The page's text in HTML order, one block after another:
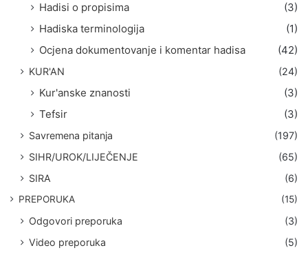
Hadisi o propisima
(3)
Hadiska terminologija
(1)
Ocjena dokumentovanje i komentar hadisa
(42)
KUR'AN (24)
Kur'anske znanosti
(3)
Tefsir
(3)
Savremena pitanja
(197)
SIHR/UROK/LIJEČENJE
(65)
SIRA
(6)
PREPORUKA (15)
Odgovori preporuka
(3)
Video preporuka
(5)